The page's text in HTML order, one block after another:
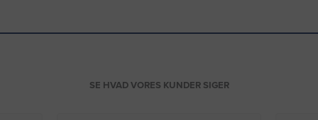
SE HVAD VORES KUNDER SIGER